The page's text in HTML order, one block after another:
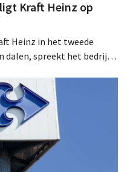
Kraft Heinz op
Heinz in het tweede
dalen, spreekt het bedrijf
en de